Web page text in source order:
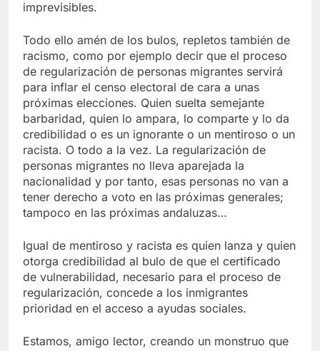
imprevisibles.
Todo ello amén de los bulos, repletos también de
racismo, como por ejemplo decir que el proceso
de regularización de personas migrantes servirá
para inflar el censo electoral de cara a unas
próximas elecciones. Quien suelta semejante
barbaridad, quien lo ampara, lo comparte y lo da
credibilidad o es un ignorante o un mentiroso o un
racista. O todo a la vez. La regularización de
personas migrantes no lleva aparejada la
nacionalidad y por tanto, esas personas no van a
tener derecho a voto en las próximas generales;
tampoco en las próximas andaluzas…
Igual de mentiroso y racista es quien lanza y quien
otorga credibilidad al bulo de que el certificado
de vulnerabilidad, necesario para el proceso de
regularización, concede a los inmigrantes
prioridad en el acceso a ayudas sociales.
Estamos, amigo lector, creando un monstruo que